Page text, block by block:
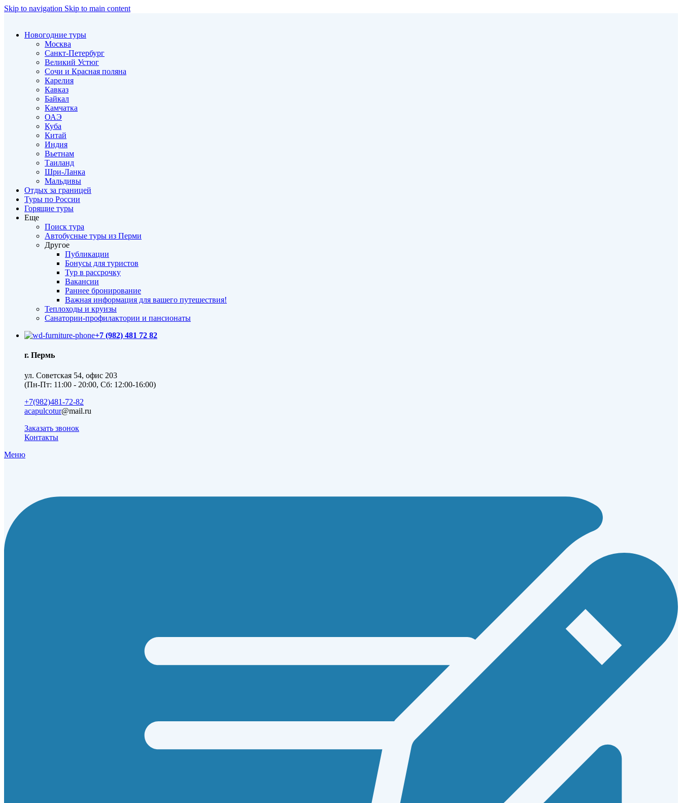
Skip to navigation Skip to main content
Новогодние туры
Москва
Санкт-Петербург
Великий Устюг
Сочи и Красная поляна
Карелия
Кавказ
Байкал
Камчатка
ОАЭ
Куба
Китай
Индия
Вьетнам
Таиланд
Шри-Ланка
Мальдивы
Отдых за границей
Туры по России
Горящие туры
Еще
Поиск тура
Автобусные туры из Перми
Другое
Публикации
Бонусы для туристов
Тур в рассрочку
Вакансии
Раннее бронирование
Важная информация для вашего путешествия!
Теплоходы и круизы
Санатории-профилактории и пансионаты
+7 (982) 481 72 82
г. Пермь
ул. Советская 54, офис 203
(Пн-Пт: 11:00 - 20:00, Сб: 12:00-16:00)
+7(982)481-72-82
acapulcotur@mail.ru
Заказать звонок
Контакты
Меню